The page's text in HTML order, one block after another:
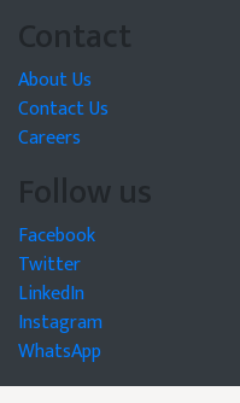
Contact
About Us
Contact Us
Careers
Follow us
Facebook
Twitter
LinkedIn
Instagram
WhatsApp